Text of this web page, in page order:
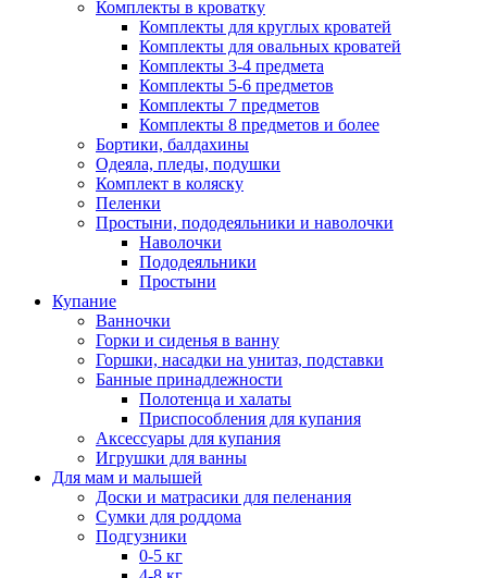
Комплекты в кроватку
Комплекты для круглых кроватей
Комплекты для овальных кроватей
Комплекты 3-4 предмета
Комплекты 5-6 предметов
Комплекты 7 предметов
Комплекты 8 предметов и более
Бортики, балдахины
Одеяла, пледы, подушки
Комплект в коляску
Пеленки
Простыни, пододеяльники и наволочки
Наволочки
Пододеяльники
Простыни
Купание
Ванночки
Горки и сиденья в ванну
Горшки, насадки на унитаз, подставки
Банные принадлежности
Полотенца и халаты
Приспособления для купания
Аксессуары для купания
Игрушки для ванны
Для мам и малышей
Доски и матрасики для пеленания
Сумки для роддома
Подгузники
0-5 кг